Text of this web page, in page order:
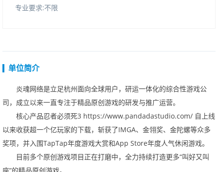
专业要求:不限
单位简介
炎魂网络是立足杭州面向全球用户，研运一体化的综合性游戏公
司，成立以来一直专注于精品原创游戏的研发与推广运营。
核心产品忍者必须死3 https://www.pandadastudio.com/ 自上线
以来收获超一个亿玩家的下载，斩获了IMGA、金翎奖、金陀螺等众多
奖项，并入围TapTap年度游戏大赏和AppStore年度人气休闲游戏。
目前多个原创游戏项目正在打磨中，全力持续打造更多“叫好又叫